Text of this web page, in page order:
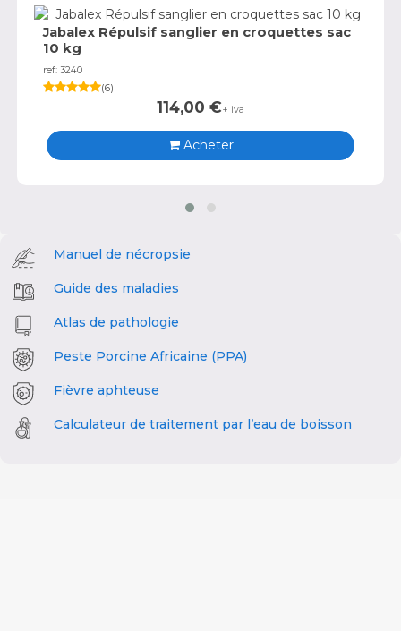
Jabalex Répulsif sanglier en croquettes sac
10 kg
ref: 3240
(6)
114,00 €+ iva
Acheter
Manuel de nécropsie
Guide des maladies
Atlas de pathologie
Peste Porcine Africaine (PPA)
Fièvre aphteuse
Calculateur de traitement par l’eau de boisson